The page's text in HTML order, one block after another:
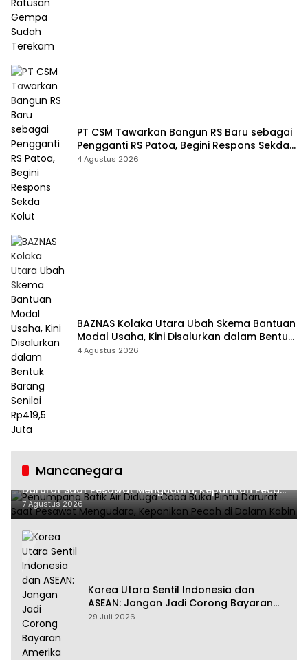
PT CSM Tawarkan Bangun RS Baru sebagai
Pengganti RS Patoa, Begini Respons Sekda
Kolut
4 Agustus 2026
BAZNAS Kolaka Utara Ubah Skema Bantuan
Modal Usaha, Kini Disalurkan dalam Bentuk
Barang Senilai Rp419,5 Juta
4 Agustus 2026
Mancanegara
Penumpang Batik Air Diduga Coba Buka Pintu
Darurat Saat Pesawat Mengudara, Kepanikan Pecah
di Dalam Kabin
7 Agustus 2026
Korea Utara Sentil Indonesia dan
ASEAN: Jangan Jadi Corong Bayaran
Amerika Serikat
29 Juli 2026